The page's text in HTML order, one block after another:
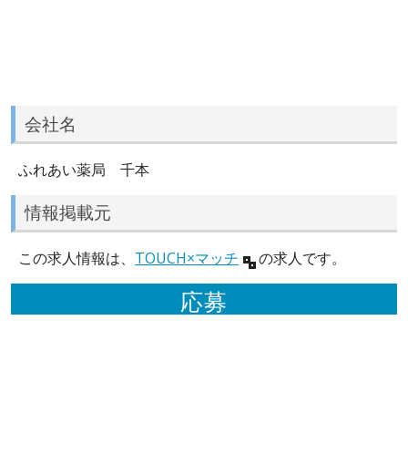
会社名
ふれあい薬局 千本
情報掲載元
この求人情報は、 TOUCH×マッチ の求人です。
応募